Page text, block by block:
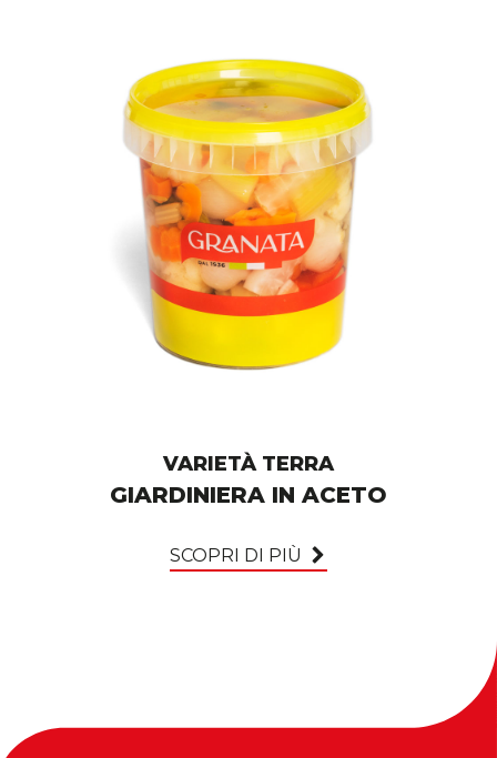
VARIETÀ TERRA
GIARDINIERA IN ACETO
SCOPRI DI PIÙ